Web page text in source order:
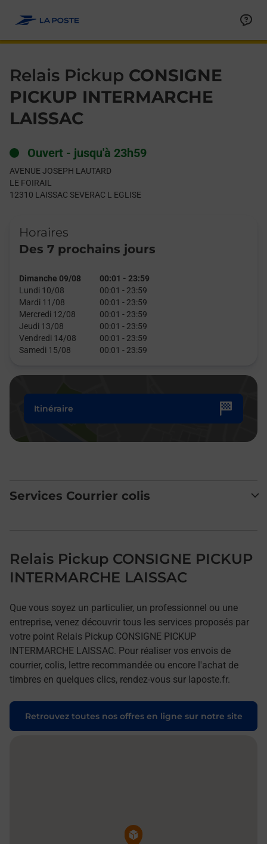
Relais Pickup CONSIGNE
PICKUP INTERMARCHE
LAISSAC
Ouvert - jusqu'à 23h59
AVENUE JOSEPH LAUTARD
LE FOIRAIL
12310 LAISSAC SEVERAC L EGLISE
Horaires
Des 7 prochains jours
Dimanche 09/08 00:01 - 23:59
Lundi 10/08
00:01 - 23:59
Mardi 11/08
00:01 - 23:59
Mercredi 12/08
00:01 - 23:59
Jeudi 13/08
00:01 - 23:59
Vendredi 14/08
00:01 - 23:59
Samedi 15/08
00:01 - 23:59
Itinéraire
Services Courrier colis
Relais Pickup CONSIGNE PICKUP
INTERMARCHE LAISSAC
Que vous soyez un particulier, un professionnel ou une
entreprise, venez découvrir tous les services proposés par
votre point Relais Pickup CONSIGNE PICKUP
INTERMARCHE LAISSAC. Pour réaliser vos envois de
courrier, colis, lettre recommandée ou encore l'achat de
timbres en quelques clics, rendez-vous sur laposte.fr.
Retrouvez toutes nos offres en ligne sur notre site
Pin de la carte